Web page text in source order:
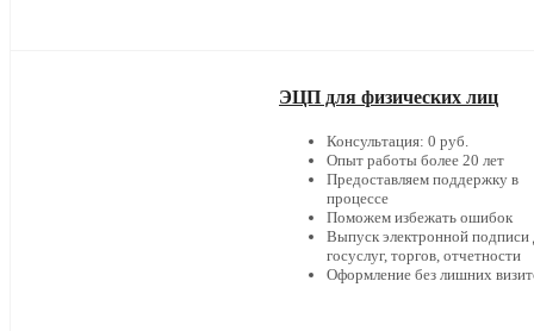
ЭЦП для физических лиц
Консультация: 0 руб.
Опыт работы более 20 лет
Предоставляем поддержку в
процессе
Поможем избежать ошибок
Выпуск электронной подписи
госуслуг, торгов, отчетности
Оформление без лишних